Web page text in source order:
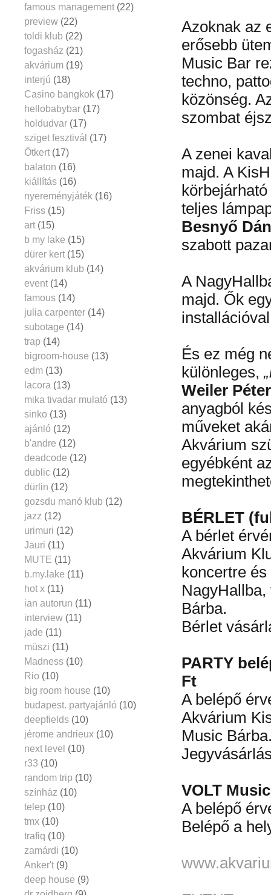
Azoknak az
erősebb
Music Bar
techno,
közönség.
szombat
A zenei
majd. A
teljes
Besnyő
szabott
A
majd. Ők
És ez még
különleges,
Weiler
anyagból
műveket
Akvárium
egyébként
BÉRLET
A bérlet
Akvárium
koncertre
Bárba.
Bérlet
PARTY
Ft
A belépő
Akvárium
Music
VOLT
A belépő
Belépő a
famous management (22)
preview (22)
toldi klub (22)
fogasház (21)
akvárium (19)
interjú (18)
Casino bangkok (17)
hellobabybar (17)
holdudvar (17)
sziget fesztivál (17)
Ötkert (17)
balaton (16)
kiállítás (16)
nyereményjáték (16)
Friss (15)
art (15)
b my lake (15)
dürer kert (15)
akvárium klub (14)
event (14)
famous (14)
julia carpenter (14)
subotage (14)
trap (14)
bigroom-house (13)
edm (13)
lacora (13)
mika tivadar mulató (13)
sinko (13)
ajánló (12)
b'andre (12)
deadcode (12)
dublic (12)
dürlin (12)
gozsdu manó klub (12)
jazz (12)
urimuri (12)
Jauri (11)
MUTE (11)
b.my.lake (11)
hot x (11)
ian autorun (11)
interview (11)
jade (11)
müszi (11)
Madness (10)
Rio (10)
big room house (10)
budapest. partyajánló (10)
deepfields (10)
jérome andrieux (10)
next level (10)
r33 (10)
random trip (10)
színház (10)
telep (10)
tmx (10)
trafiq (10)
zamárdi (10)
Anker't (9)
deep house (9)